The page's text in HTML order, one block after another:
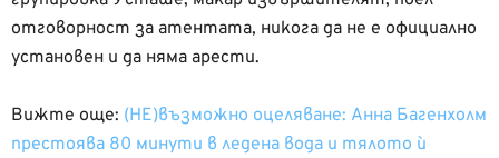
отговорност за атентата, никога да не е официално
установен и да няма арести.
Вижте още: (НЕ)възможно оцеляване: Анна Багенхолм
престоява 80 минути в ледена вода и тялото ѝ